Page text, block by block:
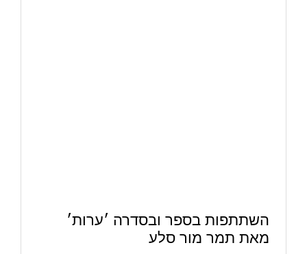
השתתפות בספר ובסדרה ׳ערות׳
מאת תמר מור סלע